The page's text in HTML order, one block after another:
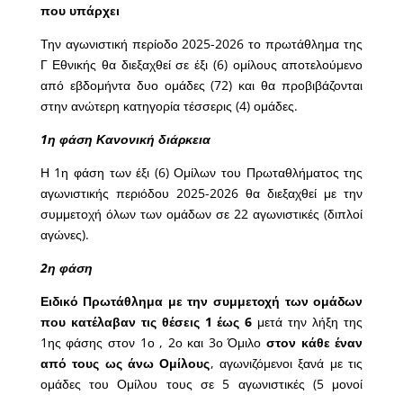
που υπάρχει
Την αγωνιστική περίοδο 2025-2026 το πρωτάθλημα της
Γ Εθνικής θα διεξαχθεί σε έξι (6) ομίλους αποτελούμενο
από εβδομήντα δυο ομάδες (72) και θα προβιβάζονται
στην ανώτερη κατηγορία τέσσερις (4) ομάδες.
1η φάση Κανονική διάρκεια
Η 1η φάση των έξι (6) Ομίλων του Πρωταθλήματος της
αγωνιστικής περιόδου 2025-2026 θα διεξαχθεί με την
συμμετοχή όλων των ομάδων σε 22 αγωνιστικές (διπλοί
αγώνες).
2η φάση
Ειδικό Πρωτάθλημα με την συμμετοχή των ομάδων
που κατέλαβαν τις θέσεις 1 έως 6 μετά την λήξη της
1ης φάσης στον 1ο , 2ο και 3ο Όμιλοστον κάθε έναν
από τους ως άνω Ομίλους, αγωνιζόμενοι ξανά με τις
ομάδες του Ομίλου τους σε 5 αγωνιστικές (5 μονοί